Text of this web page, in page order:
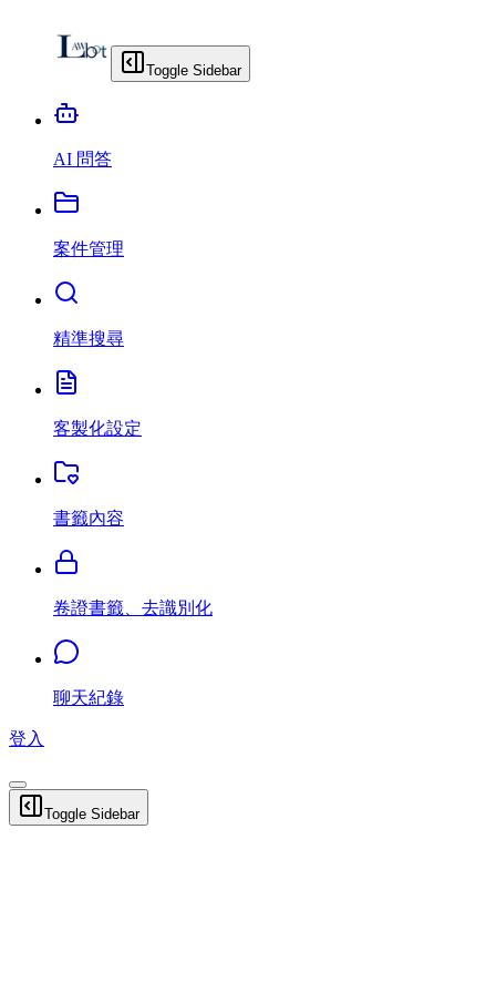
Toggle Sidebar
AI 問答
案件管理
精準搜尋
客製化設定
書籤內容
卷證書籤、去識別化
聊天紀錄
登入
Toggle Sidebar